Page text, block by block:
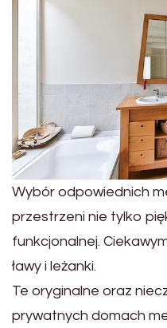
Wybór odpowiednich
przestrzeni nie tylko
funkcjonalnej.
ławy i leżanki.
Te oryginalne oraz
prywatnych domach